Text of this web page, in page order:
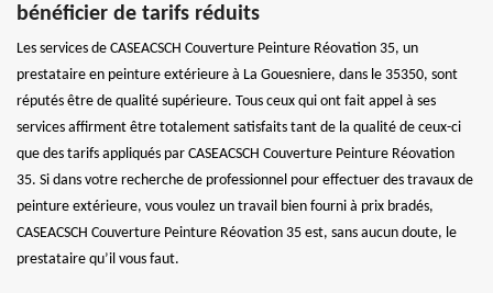
bénéficier de tarifs réduits
Les services de CASEACSCH Couverture Peinture Réovation 35, un
prestataire en peinture extérieure à La Gouesniere, dans le 35350, sont
réputés être de qualité supérieure. Tous ceux qui ont fait appel à ses
services affirment être totalement satisfaits tant de la qualité de ceux-ci
que des tarifs appliqués par CASEACSCH Couverture Peinture Réovation
35. Si dans votre recherche de professionnel pour effectuer des travaux de
peinture extérieure, vous voulez un travail bien fourni à prix bradés,
CASEACSCH Couverture Peinture Réovation 35 est, sans aucun doute, le
prestataire qu’il vous faut.